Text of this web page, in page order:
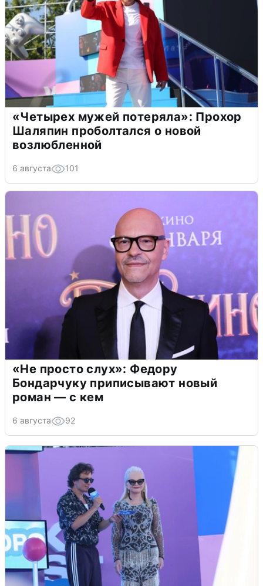
«Четырех мужей потеряла»: Прохор
Шаляпин проболтался о новой
возлюбленной
6 августа 101
«Не просто слух»: Федору
Бондарчуку приписывают новый
роман — с кем
6 августа 92